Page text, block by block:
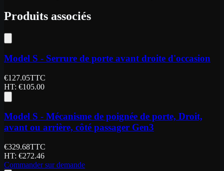
Produits associés
Model S - Serrure de porte avant droite d'occasion
€127.05TTC
HT: €105.00
Model S - Mécanisme de poignée de porte, Droit,
avant ou arrière, côté passager Gen3
€329.68TTC
HT: €272.46
Commander sur demande